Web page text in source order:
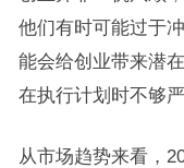
他们有时可能过于
能会给创业带来潜
在执行计划时不够
从市场趋势来看，